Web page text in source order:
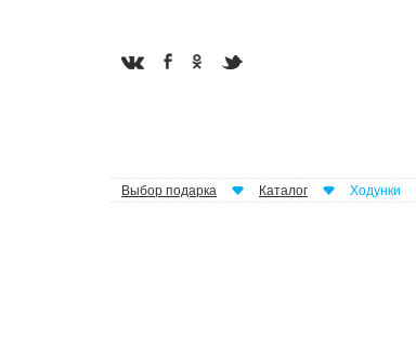
Выбор подарка Каталог Ходунки